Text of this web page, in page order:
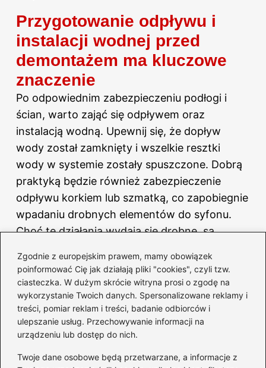
Zgodnie z europejskim prawem, mamy obowiązek
poinformować Cię jak działają pliki "cookies", czyli tzw.
ciasteczka. W dużym skrócie witryna prosi o zgodę na
wykorzystanie Twoich danych. Spersonalizowane reklamy i
treści, pomiar reklam i treści, badanie odbiorców i
ulepszanie usług. Przechowywanie informacji na
urządzeniu lub dostęp do nich.
Twoje dane osobowe będą przetwarzane, a informacje z
Przygotowanie odpływu i
instalacji wodnej przed
demontażem ma kluczowe
znaczenie
Po odpowiednim zabezpieczeniu podłogi i
ścian, warto zająć się odpływem oraz
instalacją wodną. Upewnij się, że dopływ
wody został zamknięty i wszelkie resztki
wody w systemie zostały spuszczone. Dobrą
praktyką będzie również zabezpieczenie
odpływu korkiem lub szmatką, co zapobiegnie
wpadaniu drobnych elementów do syfonu.
Choć te działania wydają się drobne, są
nieprzyjemnych niespodzianek w trakcie
demontażu.